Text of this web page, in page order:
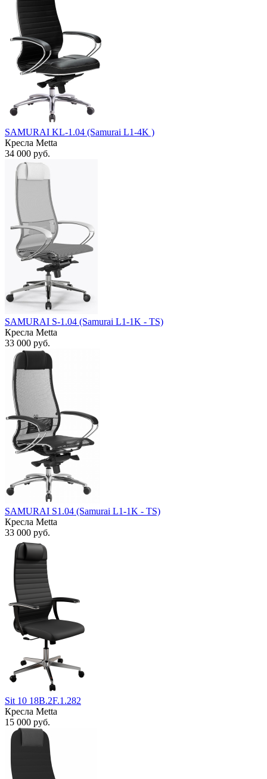
SAMURAI KL-1.04 (Samurai L1-4K )
Кресла Metta
34 000 руб.
SAMURAI S-1.04 (Samurai L1-1K - TS)
Кресла Metta
33 000 руб.
SAMURAI S1.04 (Samurai L1-1K - TS)
Кресла Metta
33 000 руб.
Sit 10 18B.2F.1.282
Кресла Metta
15 000 руб.